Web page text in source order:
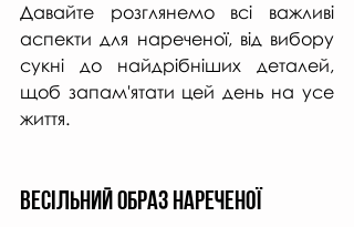
Давайте розглянемо всі важливі
аспекти для нареченої, від вибору
сукні до найдрібніших деталей,
щоб запам'ятати цей день на усе
життя.
Весільний образ нареченої